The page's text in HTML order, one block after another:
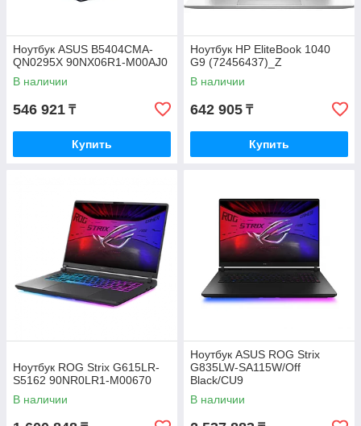
Ноутбук ASUS B5404CMA-
QN0295X 90NX06R1-M00AJ0
В наличии
546 921 ₸
Купить
Ноутбук HP EliteBook 1040
G9 (72456437)_Z
В наличии
642 905 ₸
Купить
Ноутбук ROG Strix G615LR-
S5162 90NR0LR1-M00670
В наличии
Ноутбук ASUS ROG Strix
G835LW-SA115W/Off
Black/CU9
275HX/RTX5080/64G/D5/1T
PCIE/18 WQXGA 16:10 1200nt
В наличии